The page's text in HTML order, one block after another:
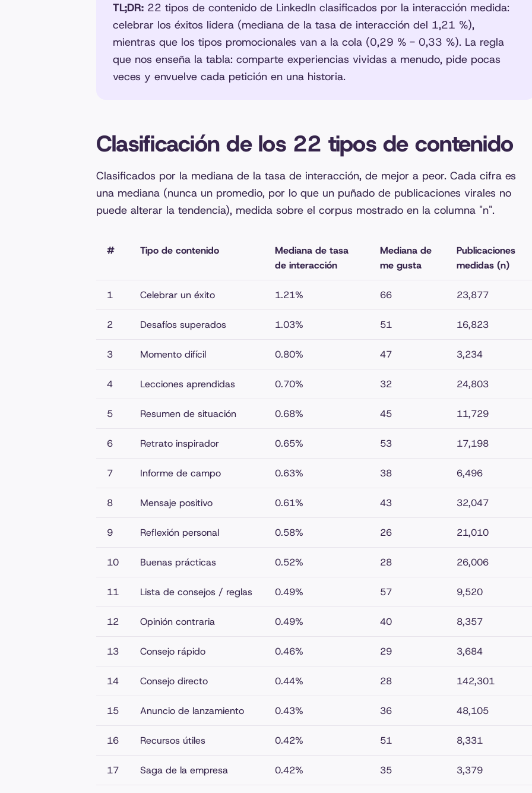
TL;DR: 22 tipos de contenido de LinkedIn clasificados por la interacción medida:
celebrar los éxitos lidera (mediana de la tasa de interacción del 1,21 %),
mientras que los tipos promocionales van a la cola (0,29 % - 0,33 %). La regla
que nos enseña la tabla: comparte experiencias vividas a menudo, pide pocas
veces y envuelve cada petición en una historia.
Clasificación de los 22 tipos de contenido
Clasificados por la mediana de la tasa de interacción, de mejor a peor. Cada cifra es
una mediana (nunca un promedio, por lo que un puñado de publicaciones virales no
puede alterar la tendencia), medida sobre el corpus mostrado en la columna "n".
# Tipo de contenido
Mediana de tasa
de interacción
Mediana de
me gusta
Publicaciones
medidas (n)
1 Celebrar un éxito 1.21% 66 23,877
2 Desafíos superados 1.03% 51 16,823
3 Momento difícil 0.80% 47 3,234
4 Lecciones aprendidas 0.70% 32 24,803
5 Resumen de situación 0.68% 45 11,729
6 Retrato inspirador 0.65% 53 17,198
7 Informe de campo 0.63% 38 6,496
8 Mensaje positivo 0.61% 43 32,047
9 Reflexión personal 0.58% 26 21,010
10 Buenas prácticas 0.52% 28 26,006
11 Lista de consejos / reglas 0.49% 57 9,520
12 Opinión contraria 0.49% 40 8,357
13 Consejo rápido 0.46% 29 3,684
14 Consejo directo 0.44% 28 142,301
15 Anuncio de lanzamiento 0.43% 36 48,105
16 Recursos útiles 0.42% 51 8,331
17 Saga de la empresa 0.42% 35 3,379